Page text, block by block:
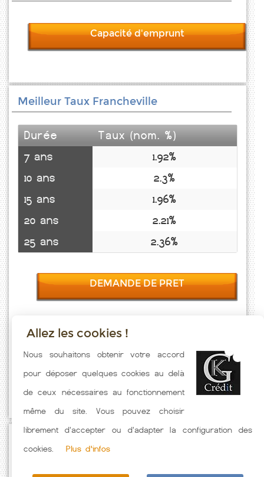
Capacité d'emprunt
Meilleur Taux Francheville
Durée
Taux (nom. %)
7 ans
1.92%
10 ans
2.3%
15 ans
1.96%
20 ans
2.21%
25 ans
2.36%
DEMANDE DE PRET
Taux emprunt actualisés (Francheville) toutes les semaines. Taux
Immobilier pratiqués par nos partenaires bancaires. Meilleur Taux
hors assurance. Taux crédit immobilier indicatif fonction des
caractéristiques de l'emprunteur.
Allez les cookies !
Nous souhaitons obtenir votre accord
pour déposer quelques cookies au delà
de ceux nécessaires au fonctionnement
même du site. Vous pouvez choisir
librement d'accepter ou d'adapter la configuration des
cookies.
Plus d'infos